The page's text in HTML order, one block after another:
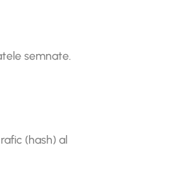
semnate.
(hash) al